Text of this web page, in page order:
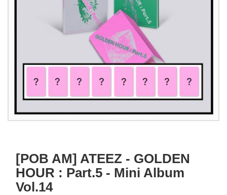
[POB AM] ATEEZ - GOLDEN
HOUR : Part.5 - Mini Album
Vol.14